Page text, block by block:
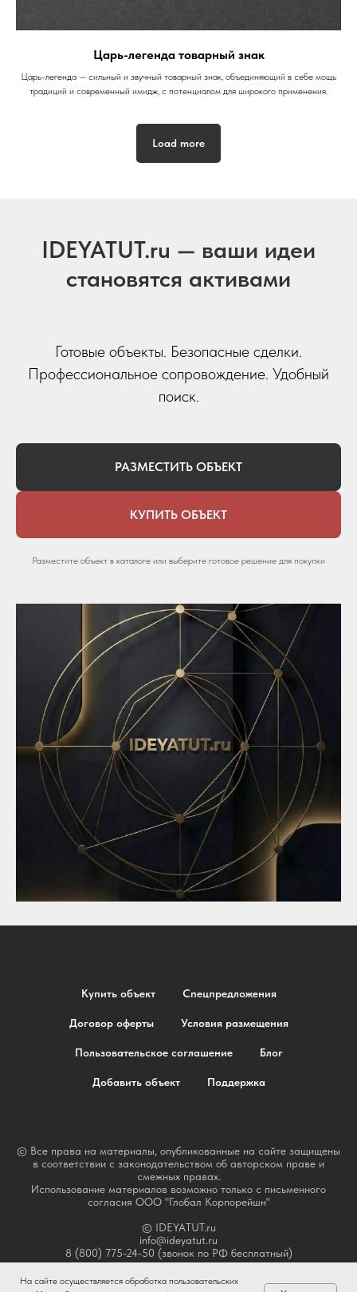
Царь-легенда товарный знак
Царь-легенда — сильный и звучный товарный знак, объединяющий в себе мощь
традиций и современный имидж, с потенциалом для широкого применения.
Load more
IDEYATUT.ru — ваши идеи
становятся активами
Готовые объекты. Безопасные сделки.
Профессиональное сопровождение. Удобный
поиск.
РАЗМЕСТИТЬ ОБЪЕКТ
КУПИТЬ ОБЪЕКТ
Разместите объект в каталоге или выберите готовое решение для покупки
На сайте осуществляется обработка пользовательских
Купить объект Спецпредложения
Договор оферты Условия размещения
Пользовательское соглашение Блог
Добавить объект Поддержка
© Все права на материалы, опубликованные на сайте защищены
в соответствии с законодательством об авторском праве и
смежных правах.
Использование материалов возможно только с письменного
согласия ООО "Глобал Корпорейшн"
© IDEYATUT.ru
info@ideyatut.ru
8 (800) 775-24-50 (звонок по РФ бесплатный)